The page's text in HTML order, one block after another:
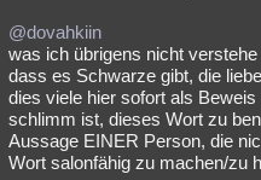
@dovahkiin
was ich übrigens nicht
dass es Schwarze gibt, die
dies viele hier sofort als
schlimm ist, dieses Wort zu
Aussage EINER Person, die
Wort salonfähig zu machen/zu